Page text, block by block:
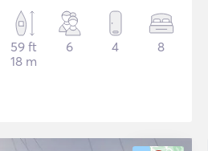
59 ft
18 m
6 4 8